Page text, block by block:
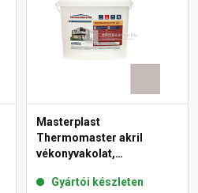
Masterplast
Thermomaster akril
vékonyvakolat,
49-D 25 kg
Gyártói készleten